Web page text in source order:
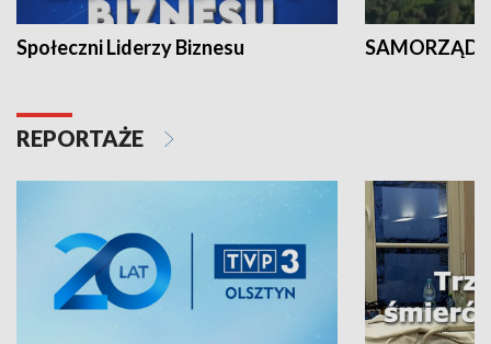
Społeczni Liderzy Biznesu SAMORZĄD
REPORTAŻE